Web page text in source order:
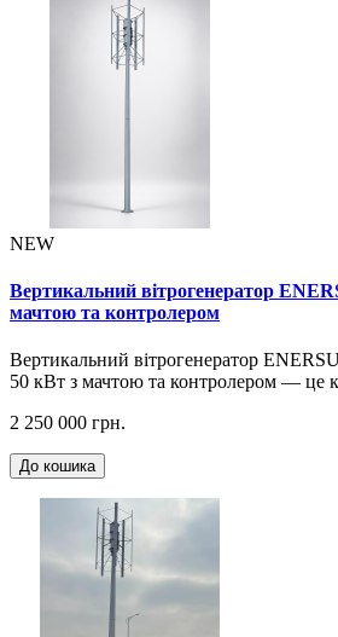
NEW
Вертикальний вітрогенератор
мачтою та контролером
Вертикальний вітрогенератор
50 кВт з мачтою та контролером — це
2 250 000 грн.
До кошика